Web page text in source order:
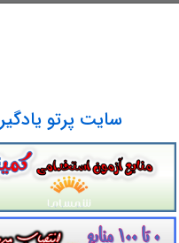
سایت پرتو